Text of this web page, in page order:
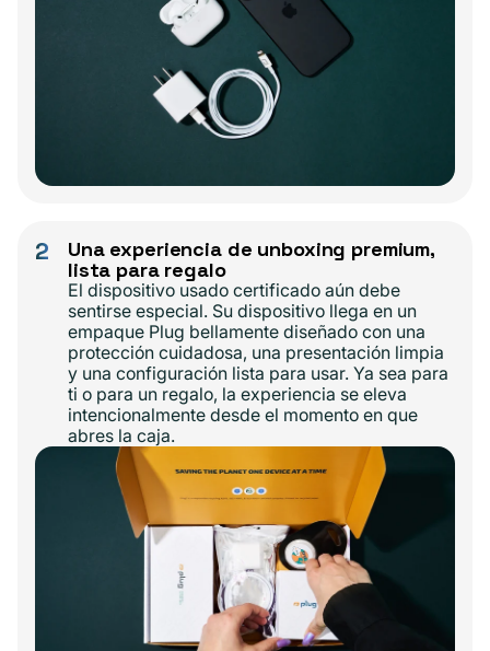
2
Una experiencia de unboxing premium,
lista para regalo
El dispositivo usado certificado aún debe
sentirse especial. Su dispositivo llega en un
empaque Plug bellamente diseñado con una
protección cuidadosa, una presentación limpia
y una configuración lista para usar. Ya sea para
ti o para un regalo, la experiencia se eleva
intencionalmente desde el momento en que
abres la caja.